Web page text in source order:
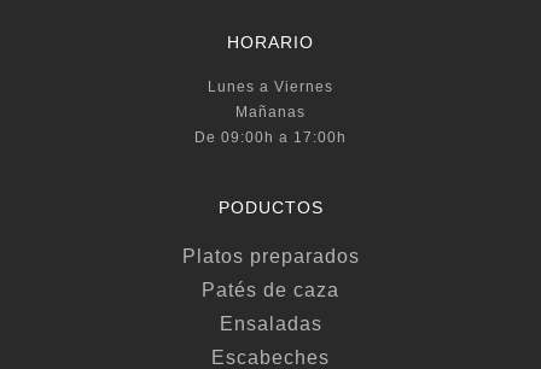
HORARIO
Lunes a Viernes
Mañanas
De 09:00h a 17:00h
PODUCTOS
Platos preparados
Patés de caza
Ensaladas
Escabeches